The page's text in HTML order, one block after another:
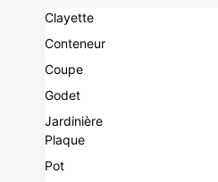
Clayette
Conteneur
Coupe
Godet
Jardinière
Plaque
Pot